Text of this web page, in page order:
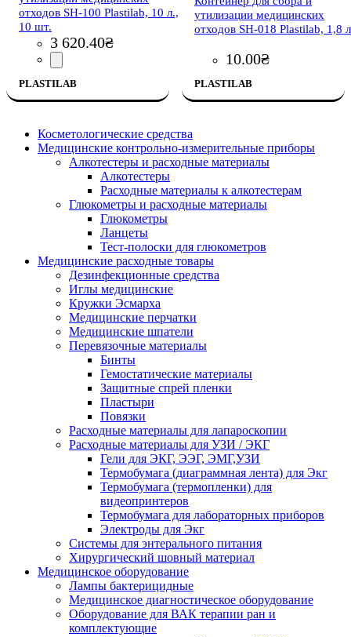
отходов SH-100 Plastilab, 10 л.,
10 шт.
3 620.40₴
PLASTILAB
утилизации медицинских
отходов SH-018 Plastilab, 1,8
10.00₴
PLASTILAB
Косметологические средства
Медицинские контрольно-измерительные приборы
Алкотестеры и расходные материалы
Алкотестеры
Расходные материалы к алкотестерам
Глюкометры и расходные материалы
Глюкометры
Ланцеты
Тест-полоски для глюкометров
Медицинские расходные товары
Дезинфекционные средства
Иглы медицинские
Кружки Эсмарха
Медицинские перчатки
Медицинские шпатели
Перевязочные материалы
Бинты
Гемостатические материалы
Защитные спрей пленки
Пластыри
Повязки
Расходные материалы для лапароскопии
Расходные материалы для УЗИ / ЭКГ
Гели для ЭКГ, ЭЭГ, ЭМГ,УЗИ
Термобумага (диаграммная лента) для Экг
Термобумага (термопленки) для
видеопринтеров
Термобумага для лабораторных приборов
Электроды для Экг
Системы для энтерального питания
Хирургический шовный материал
Медицинское оборудование
Лампы бактерицидные
Медицинское диагностическое оборудование
Оборудование для ВАК терапии ран и
комплектующие